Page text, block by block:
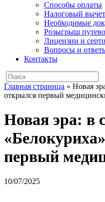
Способы оплаты
Налоговый вычет
Необходимые
Розыгрыш
Лицензии и
Вопросы и
Контакты
Главная страница » Новая
открылся первый
Новая эра: в
первый
10/07/2025